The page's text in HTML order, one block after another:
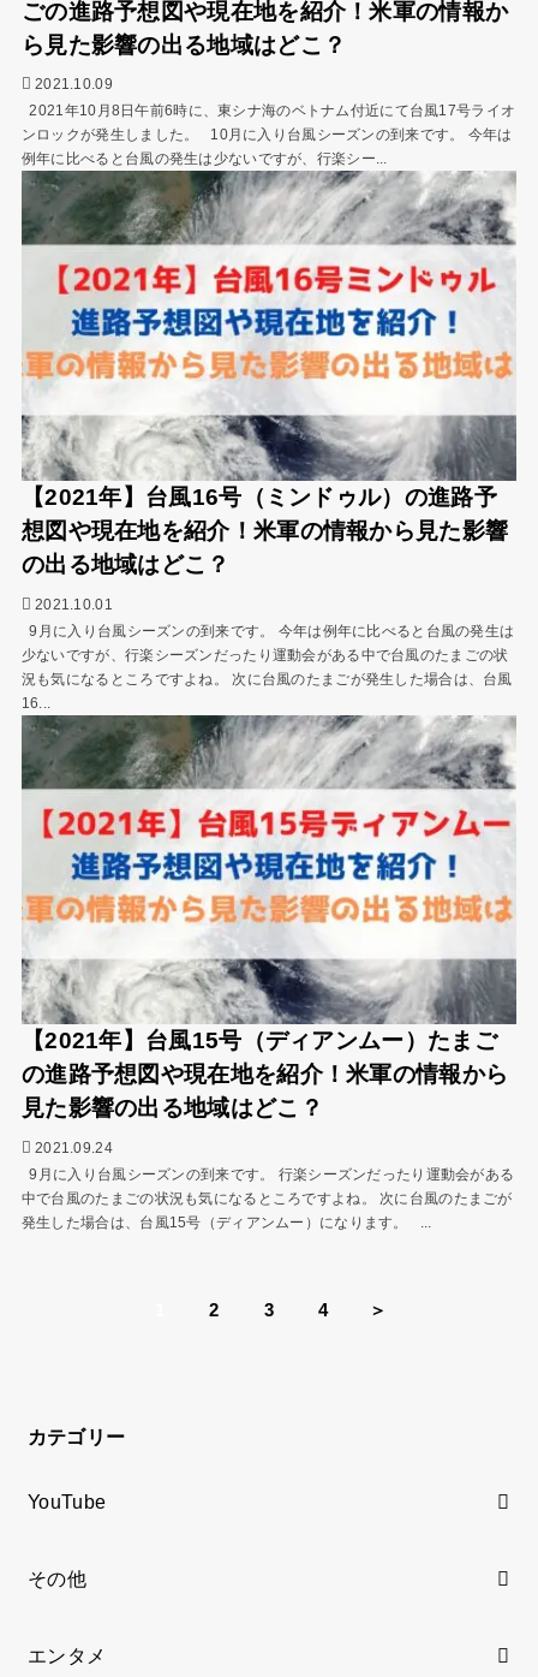
ごの進路予想図や現在地を紹介！米軍の情報か
ら見た影響の出る地域はどこ？
2021.10.09
2021年10月8日午前6時に、東シナ海のベトナム付近にて台風17号ライオ
ンロックが発生しました。 10月に入り台風シーズンの到来です。 今年は
例年に比べると台風の発生は少ないですが、行楽シー...
【2021年】台風16号（ミンドゥル）の進路予
想図や現在地を紹介！米軍の情報から見た影響
の出る地域はどこ？
2021.10.01
9月に入り台風シーズンの到来です。 今年は例年に比べると台風の発生は
少ないですが、行楽シーズンだったり運動会がある中で台風のたまごの状
況も気になるところですよね。 次に台風のたまごが発生した場合は、台風
16...
【2021年】台風15号（ディアンムー）たまご
の進路予想図や現在地を紹介！米軍の情報から
見た影響の出る地域はどこ？
2021.09.24
9月に入り台風シーズンの到来です。 行楽シーズンだったり運動会がある
中で台風のたまごの状況も気になるところですよね。 次に台風のたまごが
発生した場合は、台風15号（ディアンムー）になります。 ...
2 3 4 ＞
カテゴリー
YouTube
その他
エンタメ